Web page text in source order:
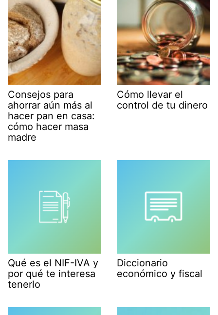
Consejos para
ahorrar aún más al
hacer pan en casa:
cómo hacer masa
madre
Cómo llevar el
control de tu dinero
Qué es el NIF-IVA y
por qué te interesa
tenerlo
Diccionario
económico y fiscal